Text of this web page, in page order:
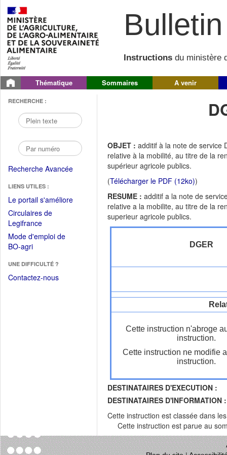
Instructions du ministère
Thématique Sommaires A venir
RECHERCHE :
Recherche Avancée
LIENS UTILES :
Le portail s'améliore(Fichier
Circulaires de
Legifrance(Ouvrir
dans
une
fenêtre)
Mode d'emploi de
BO-agri(Ouvrir
une
nouvelle
UNE DIFFICULTÉ ?
Contactez-nous
OBJET : additif à la note de service
relative à la mobilité, au titre de la
supérieur agricole publics.
(Télécharger le PDF (12ko))
RESUME : additif a la note de
relative a la mobilite, au titre de la
superieur agricole publics.
DGER
Cette instruction n'abroge
instruction.
Cette instruction ne modifie
instruction.
DESTINATAIRES D'EXECUTION :
DESTINATAIRES D'INFORMATION :
Cette instruction est classée dans
Cette instruction est parue au